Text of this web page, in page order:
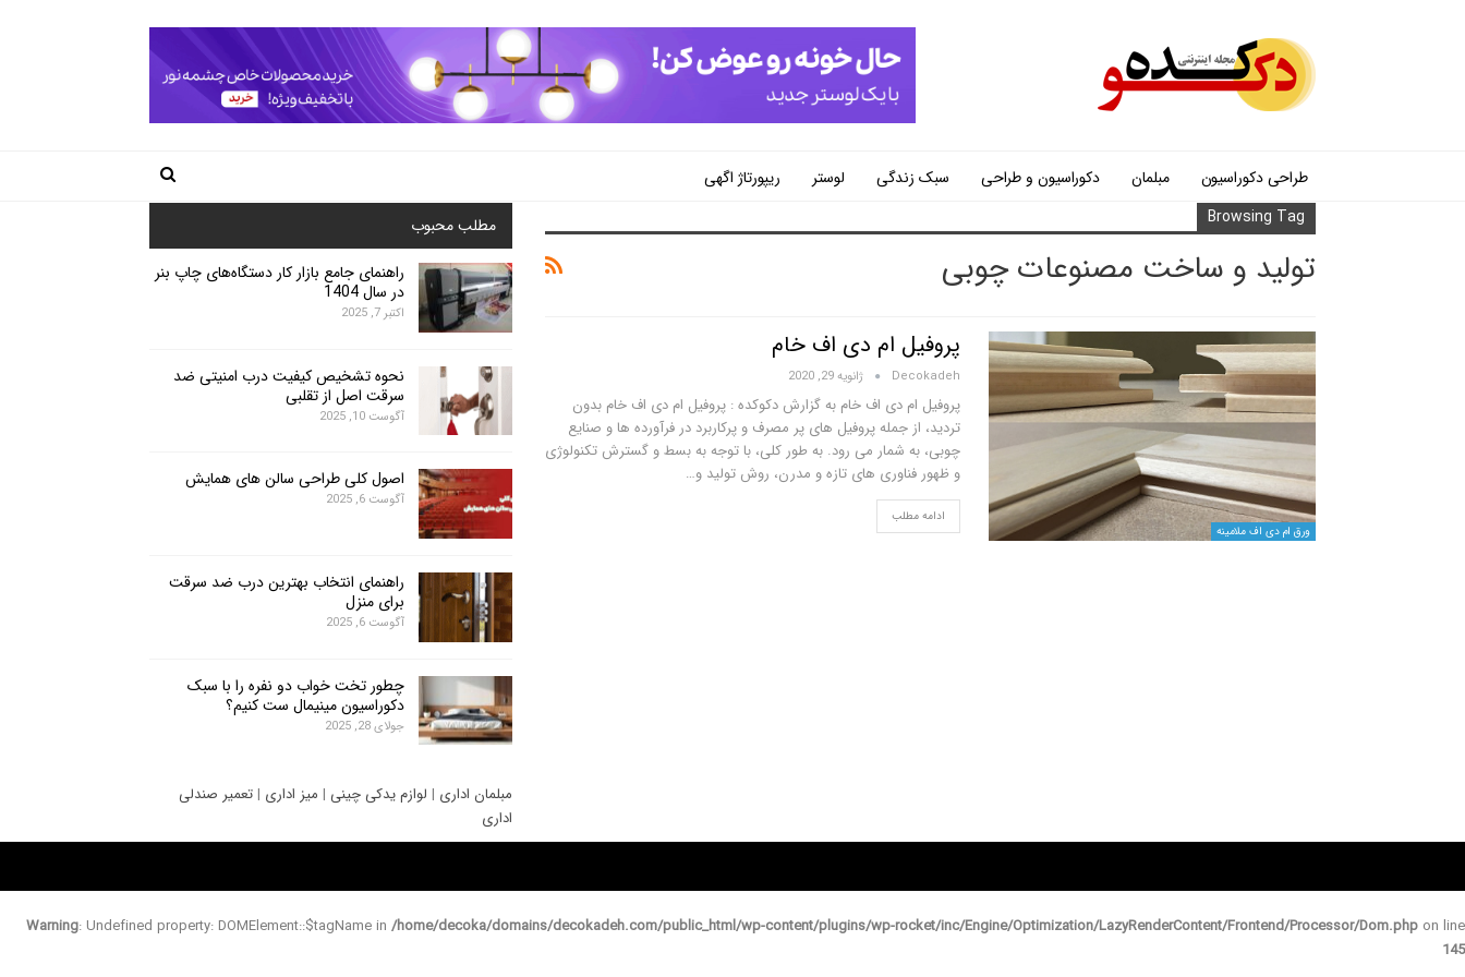
طراحی دکوراسیون مبلمان دکوراسیون و طراحی سبک زندگی لوستر
ریپورتاژ اگهی
Browsing Tag
تولید و ساخت مصنوعات چوبی
ورق ام دی اف ملامینه
پروفیل ام دی اف خام
Decokadeh ژانویه 29, 2020
پروفیل ام دی اف خام به گزارش دکوکده : پروفیل ام دی اف خام بدون
تردید، از جمله پروفیل های پر مصرف و پرکاربرد در فرآورده ها و صنایع
چوبی، به شمار می رود. به طور کلی، با توجه به بسط و گسترش تکنولوژی
و ظهور فناوری های تازه و مدرن، روش تولید و…
ادامه مطلب
مطلب محبوب
راهنمای جامع بازار کار دستگاه‌های چاپ بنر
در سال 1404
اکتبر 7, 2025
نحوه تشخیص کیفیت درب امنیتی ضد
سرقت اصل از تقلبی
آگوست 10, 2025
اصول کلی طراحی سالن های همایش
آگوست 6, 2025
راهنمای انتخاب بهترین درب ضد سرقت
برای منزل
آگوست 6, 2025
چطور تخت خواب دو نفره را با سبک
دکوراسیون مینیمال ست کنیم؟
جولای 28, 2025
مبلمان اداری | لوازم یدکی چینی | میز اداری | تعمیر صندلی
اداری
Warning: Undefined property: DOMElement::$tagName in /home/decoka/domains/decokadeh.com/public_html/wp-content/plugins/wp-rocket/inc/Engine/Optimization/LazyRenderContent/Frontend/Processor/Dom.php on line
145